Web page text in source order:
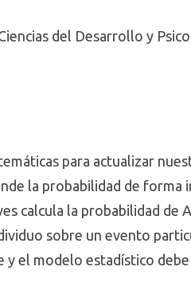
del Desarrollo y
para actualizar
la probabilidad de forma
calcula la probabilidad de
sobre un evento
el modelo estadístico